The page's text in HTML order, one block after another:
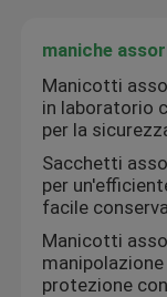
Casa.
Prodotti
Video
maniche
Manicotti
in laboratorio
per la
Sacchetti
per
facile
Manicotti
protezione